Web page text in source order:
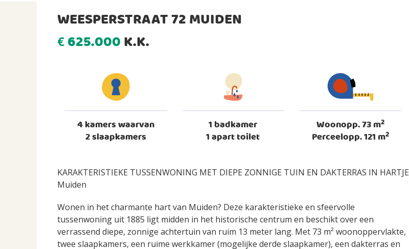
WEESPERSTRAAT 72 MUIDEN
€ 625.000K.K.
4 kamers waarvan
2 slaapkamers
1 badkamer
1 apart toilet
Woonopp. 73 m2
Perceelopp. 121 m2
KARAKTERISTIEKE TUSSENWONING MET DIEPE ZONNIGE TUIN EN DAKTERRAS IN HARTJE
Muiden
Wonen in het charmante hart van Muiden? Deze karakteristieke en sfeervolle
tussenwoning uit 1885 ligt midden in het historische centrum en beschikt over een
verrassend diepe, zonnige achtertuin van ruim 13 meter lang. Met 73 m² woonoppervlakte,
twee slaapkamers, een ruime werkkamer (mogelijke derde slaapkamer), een dakterras en